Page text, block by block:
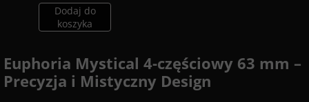
Dodaj do
koszyka
Euphoria Mystical 4-częściowy 63 mm –
Precyzja i Mistyczny Design